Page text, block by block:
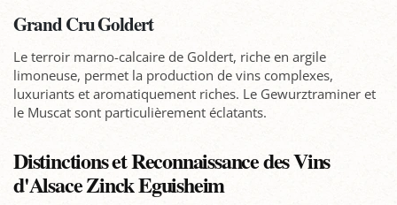
Grand Cru Goldert
Le terroir marno-calcaire de Goldert, riche en argile
limoneuse, permet la production de vins complexes,
luxuriants et aromatiquement riches. Le Gewurztraminer et
le Muscat sont particulièrement éclatants.
Distinctions et Reconnaissance des Vins
d'Alsace Zinck Eguisheim